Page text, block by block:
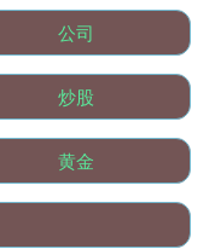
+0.04%
公司
炒股
黄金